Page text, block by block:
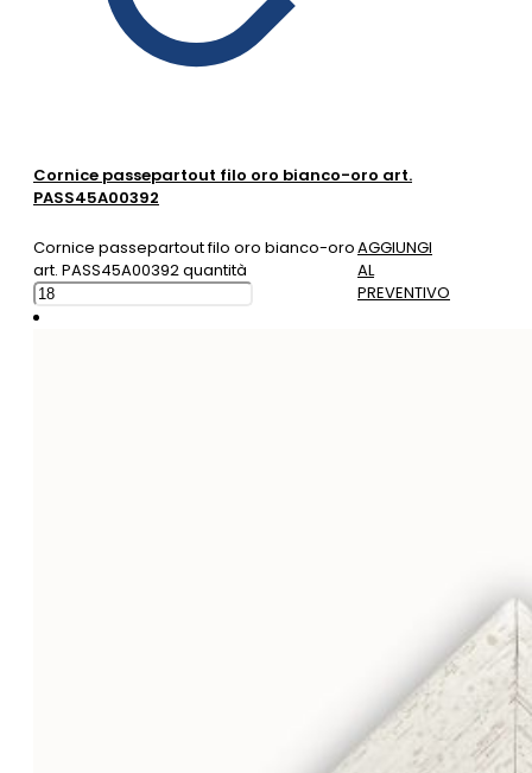
Cornice passepartout filo oro bianco-oro art.
PASS45A00392
Cornice passepartout filo oro bianco-oro
art. PASS45A00392 quantità
AGGIUNGI
AL
PREVENTIVO